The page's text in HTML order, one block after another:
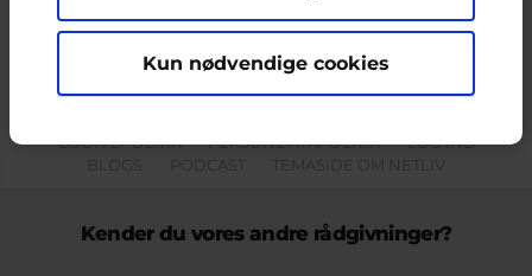
Kun nødvendige cookies
ikke nødvendigvis den Europæiske Unions holdninger.
COOKIEPOLITIK
PERSONDATAPOLITIK
LOG IND
BLOGS
PODCAST TEMASIDE OM NETLIV
Kender du vores andre rådgivninger?